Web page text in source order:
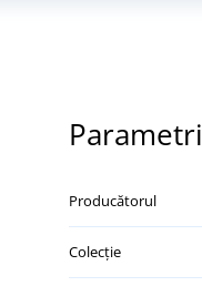
Parametri
Producătorul
Colecție